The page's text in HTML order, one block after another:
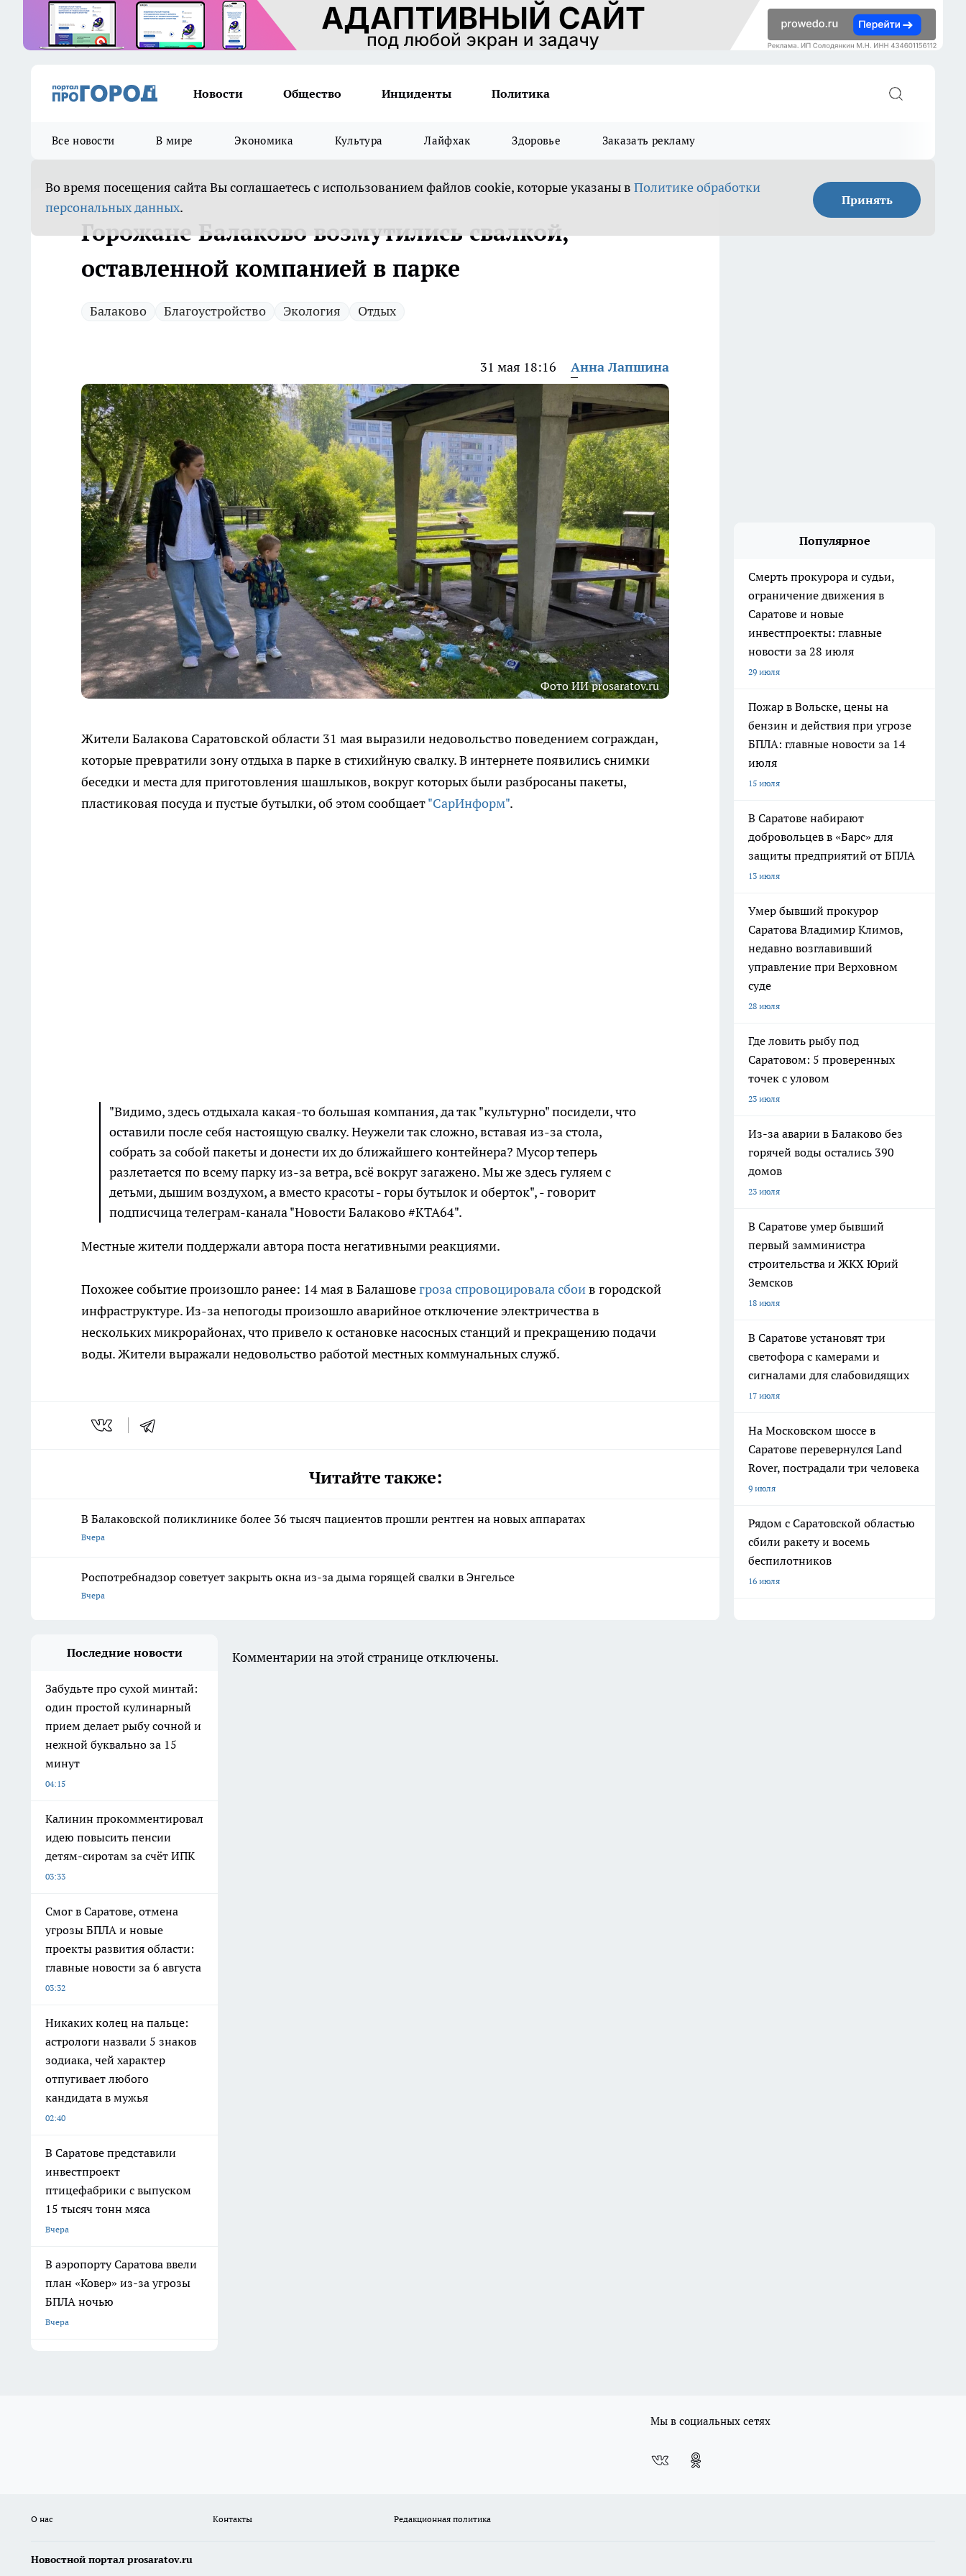
Новости Общество Инциденты Политика
Все новости В мире Экономика Культура Лайфхак Здоровье Заказать рекламу
Во время посещения сайта Вы соглашаетесь с использованием файлов cookie, которые указаны в Политике обработки
персональных данных. Принять
Горожане Балаково возмутились свалкой,
оставленной компанией в парке
Балаково Благоустройство Экология Отдых
31 мая 18:16 Анна Лапшина
Фото ИИ prosaratov.ru
Жители Балакова Саратовской области 31 мая выразили недовольство поведением сограждан,
которые превратили зону отдыха в парке в стихийную свалку. В интернете появились снимки
беседки и места для приготовления шашлыков, вокруг которых были разбросаны пакеты,
пластиковая посуда и пустые бутылки, об этом сообщает"СарИнформ".
"Видимо, здесь отдыхала какая-то большая компания, да так "культурно" посидели, что
оставили после себя настоящую свалку. Неужели так сложно, вставая из-за стола,
собрать за собой пакеты и донести их до ближайшего контейнера? Мусор теперь
разлетается по всему парку из-за ветра, всё вокруг загажено. Мы же здесь гуляем с
детьми, дышим воздухом, а вместо красоты - горы бутылок и оберток", - говорит
подписчица телеграм-канала "Новости Балаково #KTA64".
Местные жители поддержали автора поста негативными реакциями.
Похожее событие произошло ранее: 14 мая в Балашовегроза спровоцировала сбоив городской
инфраструктуре. Из-за непогоды произошло аварийное отключение электричества в
нескольких микрорайонах, что привело к остановке насосных станций и прекращению подачи
воды. Жители выражали недовольство работой местных коммунальных служб.
Читайте также:
В Балаковской поликлинике более 36 тысяч пациентов прошли рентген на новых аппаратах
Вчера
Роспотребнадзор советует закрыть окна из-за дыма горящей свалки в Энгельсе
Вчера
Популярное
Смерть прокурора и судьи,
ограничение движения в
Саратове и новые
инвестпроекты: главные
новости за 28 июля
29 июля
Пожар в Вольске, цены на
бензин и действия при угрозе
БПЛА: главные новости за 14
июля
15 июля
В Саратове набирают
добровольцев в «Барс» для
защиты предприятий от БПЛА
13 июля
Умер бывший прокурор
Саратова Владимир Климов,
недавно возглавивший
управление при Верховном
суде
28 июля
Где ловить рыбу под
Саратовом: 5 проверенных
точек с уловом
23 июля
Из-за аварии в Балаково без
горячей воды остались 390
домов
23 июля
В Саратове умер бывший
первый замминистра
строительства и ЖКХ Юрий
Земсков
18 июля
В Саратове установят три
светофора с камерами и
сигналами для слабовидящих
17 июля
На Московском шоссе в
Саратове перевернулся Land
Rover, пострадали три человека
9 июля
Рядом с Саратовской областью
сбили ракету и восемь
беспилотников
16 июля
Последние новости
Забудьте про сухой минтай:
один простой кулинарный
прием делает рыбу сочной и
нежной буквально за 15
минут
04:15
Калинин прокомментировал
идею повысить пенсии
детям-сиротам за счёт ИПК
03:33
Смог в Саратове, отмена
угрозы БПЛА и новые
проекты развития области:
главные новости за 6 августа
03:32
Никаких колец на пальце:
астрологи назвали 5 знаков
зодиака, чей характер
отпугивает любого
кандидата в мужья
02:40
В Саратове представили
инвестпроект
птицефабрики с выпуском
15 тысяч тонн мяса
Вчера
В аэропорту Саратова ввели
план «Ковер» из-за угрозы
БПЛА ночью
Вчера
Комментарии на этой странице отключены.
Мы в социальных сетях
О нас Контакты Редакционная политика
Новостной портал prosaratov.ru